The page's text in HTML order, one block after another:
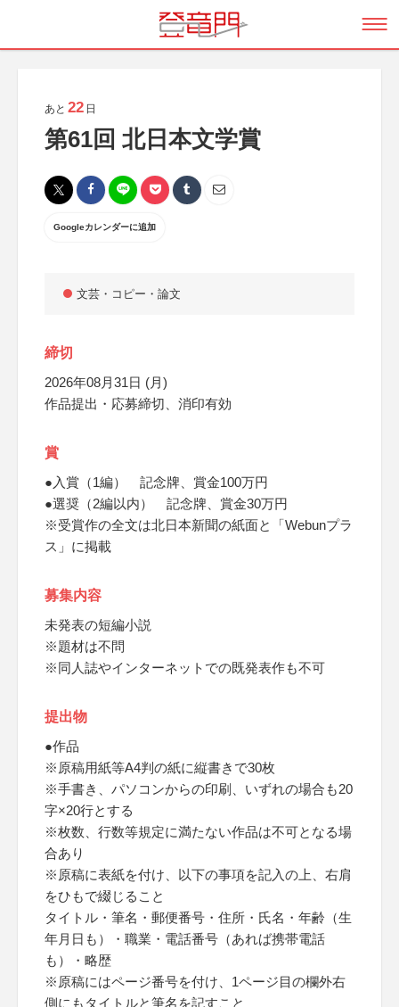
あと 22 日
第61回 北日本文学賞
Googleカレンダーに追加
文芸・コピー・論文
締切
2026年08月31日 (月)
作品提出・応募締切、消印有効
賞
●入賞（1編） 記念牌、賞金100万円
●選奨（2編以内） 記念牌、賞金30万円
※受賞作の全文は北日本新聞の紙面と「Webunプラ
ス」に掲載
募集内容
未発表の短編小説
※題材は不問
※同人誌やインターネットでの既発表作も不可
提出物
●作品
※原稿用紙等A4判の紙に縦書きで30枚
※手書き、パソコンからの印刷、いずれの場合も20
字×20行とする
※枚数、行数等規定に満たない作品は不可となる場
合あり
※原稿に表紙を付け、以下の事項を記入の上、右肩
をひもで綴じること
タイトル・筆名・郵便番号・住所・氏名・年齢（生
年月日も）・職業・電話番号（あれば携帯電話
も）・略歴
※原稿にはページ番号を付け、1ページ目の欄外右
側にもタイトルと筆名を記すこと